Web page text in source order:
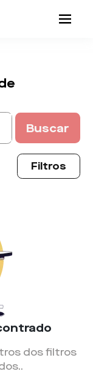
Buscar
Filtros
dos filtros
.